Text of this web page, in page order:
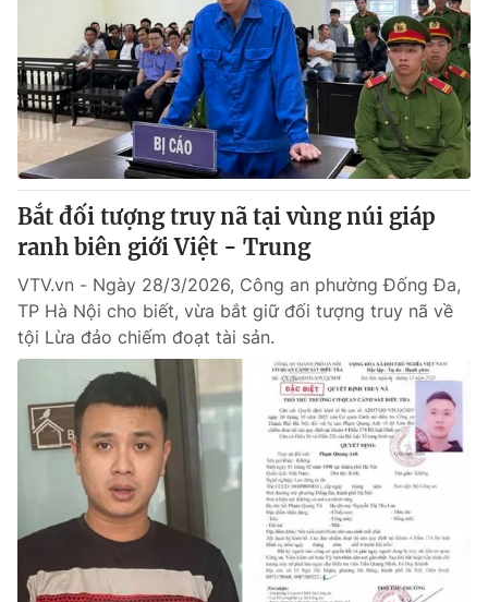
Bắt đối tượng truy nã tại vùng núi giáp
ranh biên giới Việt - Trung
VTV.vn - Ngày 28/3/2026, Công an phường Đống Đa,
TP Hà Nội cho biết, vừa bắt giữ đối tượng truy nã về
tội Lừa đảo chiếm đoạt tài sản.